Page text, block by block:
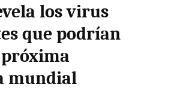
los virus
que podrían
mundial